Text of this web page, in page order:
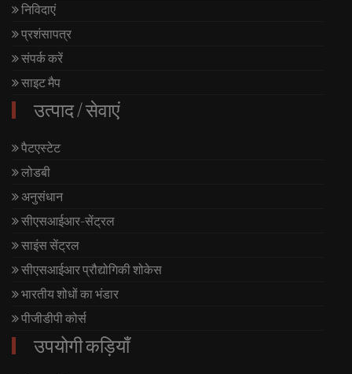
निविदाएं
प्रशंसापत्र
संपर्क करें
साइट मैप
उत्पाद / सेवाएं
पैटएस्टेट
लोडबी
अनुसंधान
सीएसआईआर-सेंट्रल
साइंस सेंट्रल
सीएसआईआर प्रौद्योगिकी शोकेस
भारतीय शोधों का भंडार
पीजीडीपी कोर्स
उपयोगी कड़ियाँ